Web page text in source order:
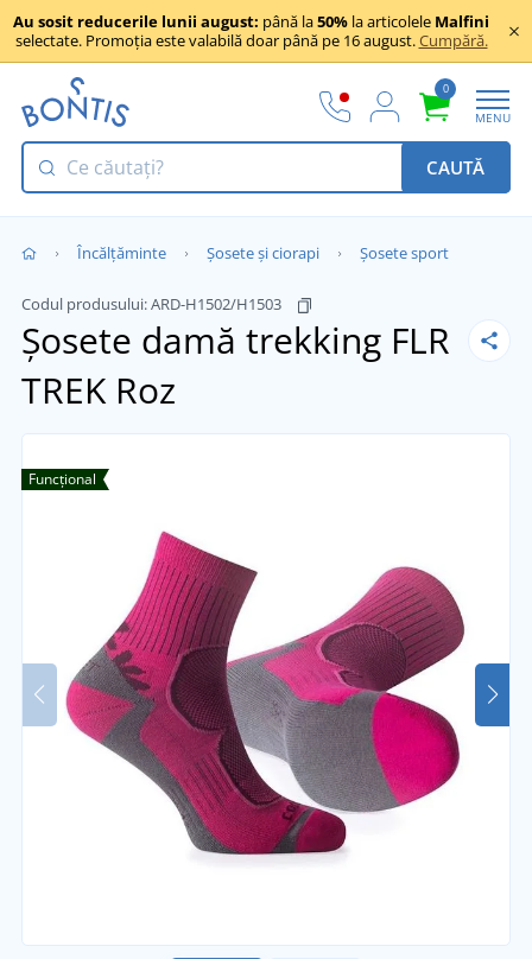
Au sosit reducerile lunii august: până la50% la articolele Malfini
selectate. Promoția este valabilă doar până pe 16 august.Cumpără.
0
MENU
CAUTĂ
Încălţăminte Șosete și ciorapi Șosete sport
Codul produsului:ARD-H1502/H1503
Șosete damă trekking FLR
TREK Roz
Funcțional